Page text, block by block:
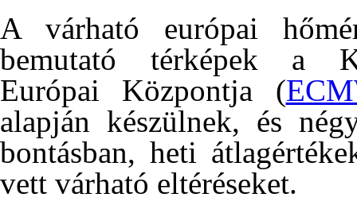
A várható európai
bemutató térképek a
Európai Központja (
alapján készülnek, és
bontásban, heti
vett várható eltéréseket.